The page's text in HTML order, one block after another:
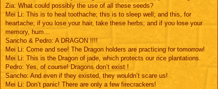
Zia: What could possibly the use of all these seeds?
Mei Li: This is to heal toothache; this is to sleep well; and this, for
heartache; if you lose your hair, take these herbs; and if you lose your
memory, hum…
Sancho & Pedro: A DRAGON !!!!
Mei Li: Come and see! The Dragon holders are practicing for tomorrow!
Mei Li: This is the Dragon of jade, which protects our rice plantations.
Pedro: Yes, of course! Dragons don’t exist !
Sancho: And even if they existed, they wouldn’t scare us!
Mei Li: Don’t panic! There are only a few firecrackers!